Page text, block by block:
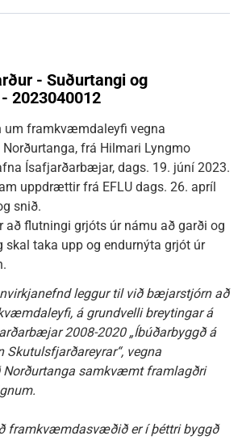
- Suðurtangi og
2023040012
um framkvæmdaleyfi vegna
frá Hilmari Lyngmo
Ísafjarðarbæjar, dags. 19. júní 2023.
uppdrættir frá EFLU dags. 26. apríl
snið.
flutningi grjóts úr námu að garði og
skal taka upp og endurnýta grjót úr
leggur til við bæjarstjórn að
á grundvelli breytingar á
2008-2020 „Íbúðarbyggð á
vegna
Norðurtanga samkvæmt framlagðri
framkvæmdasvæðið er í þéttri byggð